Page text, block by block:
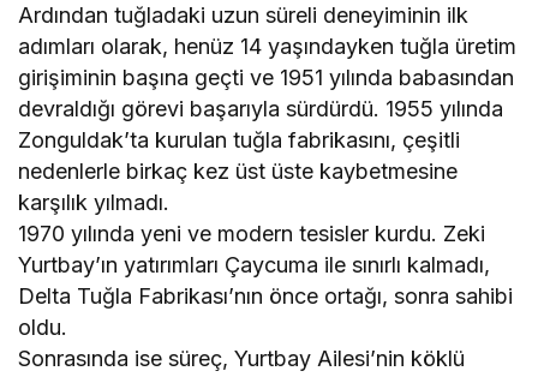
Ardından tuğladaki uzun süreli deneyiminin ilk
adımları olarak, henüz 14 yaşındayken tuğla üretim
girişiminin başına geçti ve 1951 yılında babasından
devraldığı görevi başarıyla sürdürdü. 1955 yılında
Zonguldak’ta kurulan tuğla fabrikasını, çeşitli
nedenlerle birkaç kez üst üste kaybetmesine
karşılık yılmadı.
1970 yılında yeni ve modern tesisler kurdu. Zeki
Yurtbay’ın yatırımları Çaycuma ile sınırlı kalmadı,
Delta Tuğla Fabrikası’nın önce ortağı, sonra sahibi
oldu.
Sonrasında ise süreç, Yurtbay Ailesi’nin köklü